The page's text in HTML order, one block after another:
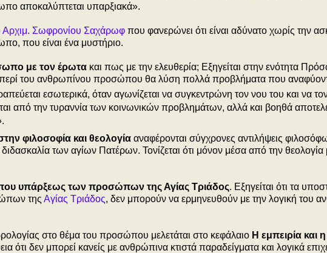
αποκαλύπτεται υπαρξιακά».
Αρχιμ. Σωφρονίου Σαχάρωφ που φανερώνει ότι είναι αδύνατο χωρίς την
που είναι ένα μυστήριο.
με τον έρωτα και πως με την ελευθερία; Εξηγείται στην ενότητα
περί του ανθρωπίνου προσώπου θα λύση πολλά προβλήματα που
εσωτερικά, όταν αγωνίζεται να συγκεντρώνη τον νου του και να
από την τυραννία των κοινωνικών προβλημάτων, αλλά και βοηθά
φιλοσοφία και θεολογία αναφέρονται σύγχρονες αντιλήψεις
των αγίων Πατέρων. Τονίζεται ότι μόνον μέσα από την
υπάρξεως των προσώπων της Αγίας Τριάδος. Εξηγείται ότι τα
της Αγίας Τριάδος, δεν μπορούν να ερμηνευθούν με την λογική του
στο θέμα του προσώπου μελετάται στο κεφάλαιο Η εμπειρία και
ότι δεν μπορεί κανείς με ανθρώπινα κτιστά παραδείγματα και λογικά